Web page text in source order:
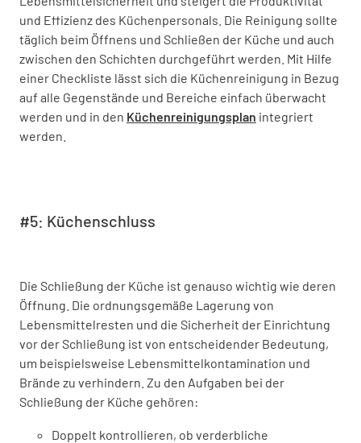
und Effizienz des Küchenpersonals. Die Reinigung sollte
täglich beim Öffnens und Schließen der Küche und auch
zwischen den Schichten durchgeführt werden. Mit Hilfe
einer Checkliste lässt sich die Küchenreinigung in Bezug
auf alle Gegenstände und Bereiche einfach überwacht
werden und in den Küchenreinigungsplan integriert
werden.
#5: Küchenschluss
Die Schließung der Küche ist genauso wichtig wie deren
Öffnung. Die ordnungsgemäße Lagerung von
Lebensmittelresten und die Sicherheit der Einrichtung
vor der Schließung ist von entscheidender Bedeutung,
um beispielsweise Lebensmittelkontamination und
Brände zu verhindern. Zu den Aufgaben bei der
Schließung der Küche gehören:
Doppelt kontrollieren, ob verderbliche